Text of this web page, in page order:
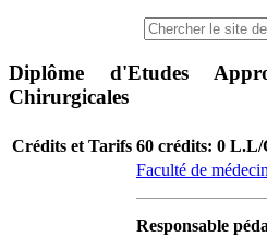
Diplôme d'Etudes
Chirurgicales
Crédits et Tarifs 60 crédits: 0
Faculté de
Responsable